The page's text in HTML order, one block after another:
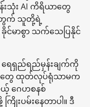
းသုံး AI ကိရိယာတွေ
တွက် သူတို့ရဲ့
မာစွာ သက်သေပြနိုင်
ရေရှည်ရည်မှန်းချက်ကို
တွေ ထုတ်လုပ်ရုံသာမက
ယ့် ဂေဟစနစ်
ြိုးပမ်းနေတာပါ။ ဒီ